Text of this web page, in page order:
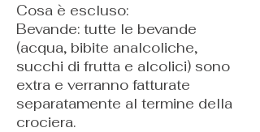
Cosa è escluso:
Bevande: tutte le bevande
(acqua, bibite analcoliche,
succhi di frutta e alcolici) sono
extra e verranno fatturate
separatamente al termine della
crociera.